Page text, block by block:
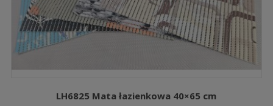
LH6825 Mata łazienkowa 40×65 cm